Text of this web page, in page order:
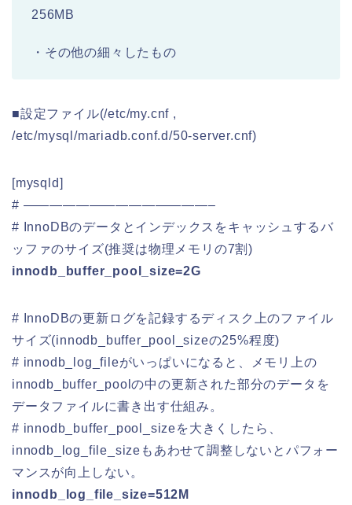
256MB
・その他の細々したもの
■設定ファイル(/etc/my.cnf ,
/etc/mysql/mariadb.conf.d/50-server.cnf)
[mysqld]
# ——————————————–
# InnoDBのデータとインデックスをキャッシュするバ
ッファのサイズ(推奨は物理メモリの7割)
innodb_buffer_pool_size=2G
# InnoDBの更新ログを記録するディスク上のファイル
サイズ(innodb_buffer_pool_sizeの25%程度)
# innodb_log_fileがいっぱいになると、メモリ上の
innodb_buffer_poolの中の更新された部分のデータを
データファイルに書き出す仕組み。
# innodb_buffer_pool_sizeを大きくしたら、
innodb_log_file_sizeもあわせて調整しないとパフォー
マンスが向上しない。
innodb_log_file_size=512M